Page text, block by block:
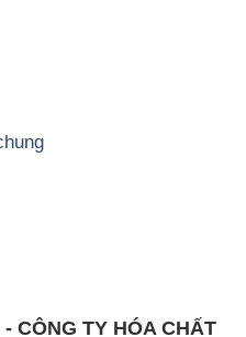
CÔNG TY HÓA CHẤT